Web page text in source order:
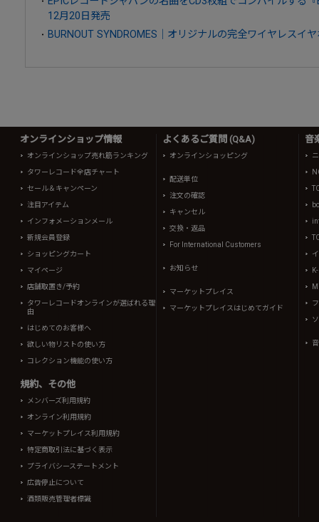
12月20日発売
BURNOUT SYNDROMES｜オリジナルの完全ワイヤレスイ
オンラインショップ情報
オンラインショップ売れ筋ランキング
タワーレコード全店チャート
セール＆キャンペーン
注目アイテム
インフォメーションメール
新規会員登録
ショッピングカート
マイページ
店舗取置き/予約
タワーレコードオンラインが選ばれる理
由
はじめてのお客様へ
欲しい物リストの使い方
コレクション機能の使い方
規約、その他
メンバーズ利用規約
オンライン利用規約
マーケットプレイス利用規約
特定商取引法に基づく表示
プライバシーステートメント
広告停止について
酒類販売管理者標識
よくあるご質問 (Q&A)
オンラインショッピング
配送単位
注文の確認
キャンセル
交換・返品
For International Customers
お知らせ
マーケットプレイス
マーケットプレイスはじめてガイド
音